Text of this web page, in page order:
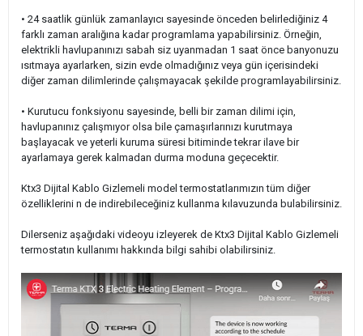
• 24 saatlik günlük zamanlayıcı sayesinde önceden belirlediğiniz 4
farklı zaman aralığına kadar programlama yapabilirsiniz. Örneğin,
elektrikli havlupanınızı sabah siz uyanmadan 1 saat önce banyonuzu
ısıtmaya ayarlarken, sizin evde olmadığınız veya gün içerisindeki
diğer zaman dilimlerinde çalışmayacak şekilde programlayabilirsiniz.
• Kurutucu fonksiyonu sayesinde, belli bir zaman dilimi için,
havlupanınız çalışmıyor olsa bile çamaşırlarınızı kurutmaya
başlayacak ve yeterli kuruma süresi bitiminde tekrar ilave bir
ayarlamaya gerek kalmadan durma moduna geçecektir.
Ktx3 Dijital Kablo Gizlemeli model termostatlarımızın tüm diğer
özelliklerini n de indirebileceğiniz kullanma kılavuzunda bulabilirsiniz.
Dilerseniz aşağıdaki videoyu izleyerek de Ktx3 Dijital Kablo Gizlemeli
termostatın kullanımı hakkında bilgi sahibi olabilirsiniz.